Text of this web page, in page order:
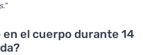
en el cuerpo durante 14